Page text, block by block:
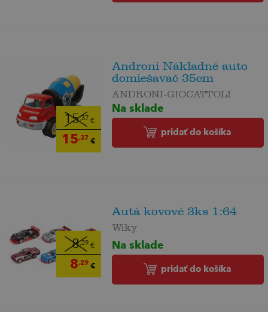
15,37 €
15,37 €
Androni Nákladné auto
domiešavač 35cm
ANDRONI-GIOCATTOLI
Na sklade
pridať do košíka
8,29 €
8,29€
Autá kovové 3ks 1:64
Wiky
Na sklade
pridať do košíka